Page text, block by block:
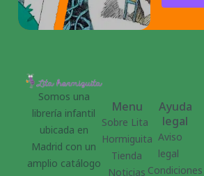
Somos una
librería infantil
ubicada en
Madrid con un
amplio catálogo
Menu
Sobre Lita
Hormiguita
Tienda
Noticias
Ayuda
legal
Aviso
legal
Condiciones